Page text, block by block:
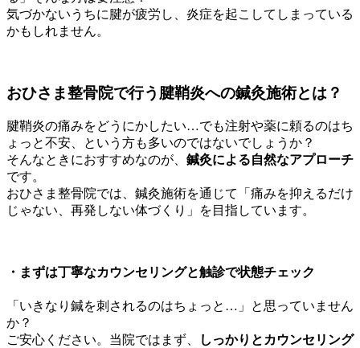
気づかないうちに腱が疲労し、炎症を起こしてしまっている
かもしれません。
おひさま整骨院で行う腱鞘炎への鍼灸施術とは？
腱鞘炎の痛みをどうにかしたい…でも注射や薬に頼るのはち
ょっと不安、という方も多いのではないでしょうか？
そんなときにおすすめなのが、 鍼灸による自然なアプローチ
です。
おひさま整骨院では、鍼灸施術を通じて「痛みを抑えるだけ
じゃない、再発しない体づくり」を目指しています。
・ まずは丁寧なカウンセリングと触診で状態チェック
「いきなり鍼を刺されるのはちょっと…」と思っていません
か？
ご安心ください。当院ではまず、
しっかりとカウンセリング